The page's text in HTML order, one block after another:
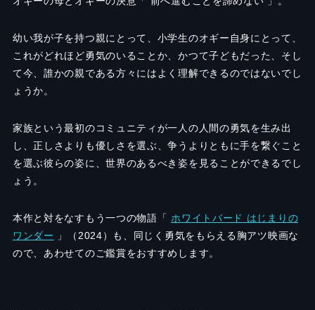
幼い我が子を持つ親にとって、小学生のオギー自身にとって、
これがどれほど勇気のいることか、かつて子どもだった、そし
て今、誰かの親である方々にはよく理解できるのではないでし
ょうか。
家族という最初のコミュニティが一人の人間の勇気を生み出
し、正しさよりも優しさを選ぶ、争うよりともに手を繋ぐこと
を選ぶ彼らの姿に、世界のあるべき姿を見ることができるでし
ょう。
本作と対をなすもう一つの物語「 ホワイトバード はじまりの
ワンダー
」（2024）も、同じく勇気をもらえる胸アツ映画な
ので、あわせてのご鑑賞をおすすめします。